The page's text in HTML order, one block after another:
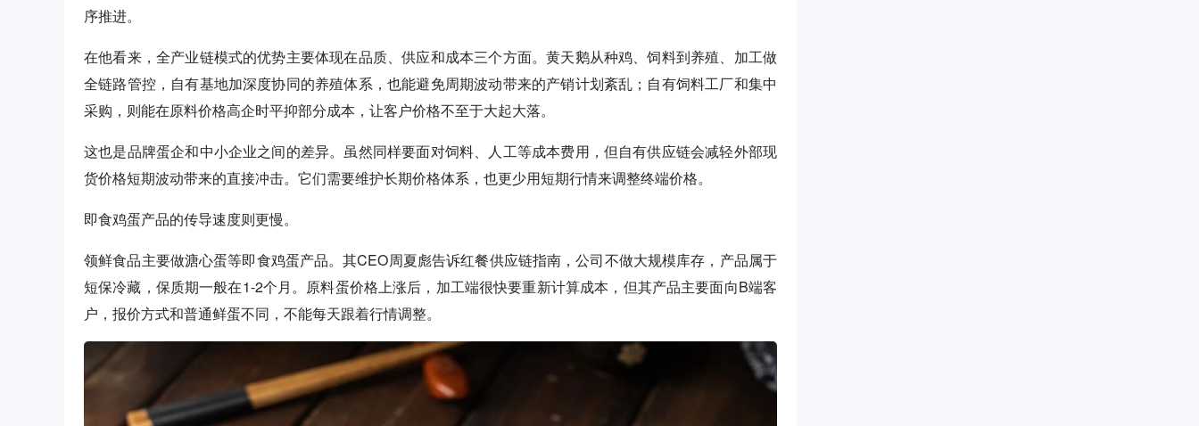
序推进。
在他看来，全产业链模式的优势主要体现在品质、供应和成本三个方面。黄天鹅从种鸡、饲料到养殖、加工做
全链路管控，自有基地加深度协同的养殖体系，也能避免周期波动带来的产销计划紊乱；自有饲料工厂和集中
采购，则能在原料价格高企时平抑部分成本，让客户价格不至于大起大落。
这也是品牌蛋企和中小企业之间的差异。虽然同样要面对饲料、人工等成本费用，但自有供应链会减轻外部现
货价格短期波动带来的直接冲击。它们需要维护长期价格体系，也更少用短期行情来调整终端价格。
即食鸡蛋产品的传导速度则更慢。
领鲜食品主要做溏心蛋等即食鸡蛋产品。其CEO周夏彪告诉红餐供应链指南，公司不做大规模库存，产品属于
短保冷藏，保质期一般在1-2个月。原料蛋价格上涨后，加工端很快要重新计算成本，但其产品主要面向B端客
户，报价方式和普通鲜蛋不同，不能每天跟着行情调整。